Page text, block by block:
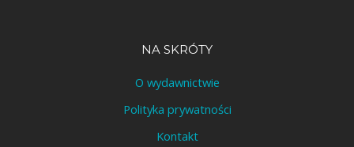
NA SKRÓTY
O wydawnictwie
Polityka prywatności
Kontakt